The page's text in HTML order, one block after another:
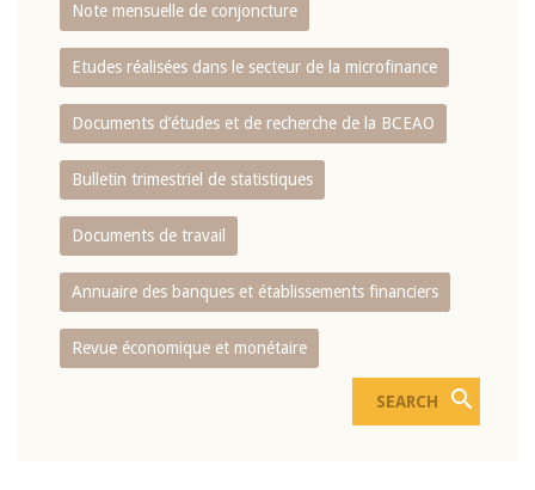
Note mensuelle de conjoncture
Etudes réalisées dans le secteur de la microfinance
Documents d’études et de recherche de la BCEAO
Bulletin trimestriel de statistiques
Documents de travail
Annuaire des banques et établissements financiers
Revue économique et monétaire